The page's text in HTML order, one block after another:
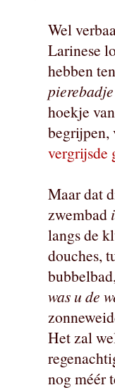
Wel
Larinese
hebben
pierebadje
hoekje
begrijpen,
vergrijsde
Maar dat
zwembad
langs de
douches,
was u de
Het zal
nog méér